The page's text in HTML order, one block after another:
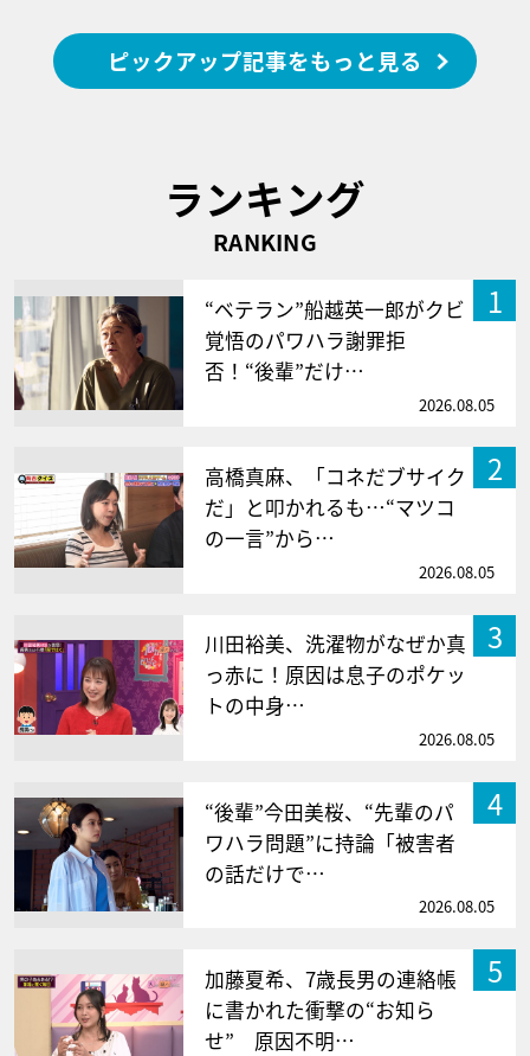
ピックアップ記事をもっと見る
ランキング
RANKING
1
“ベテラン”船越英一郎がクビ
覚悟のパワハラ謝罪拒
否！“後輩”だけ…
2026.08.05
2
高橋真麻、「コネだブサイク
だ」と叩かれるも…“マツコ
の一言”から…
2026.08.05
3
川田裕美、洗濯物がなぜか真
っ赤に！原因は息子のポケッ
トの中身…
2026.08.05
4
“後輩”今田美桜、“先輩のパ
ワハラ問題”に持論「被害者
の話だけで…
2026.08.05
5
加藤夏希、7歳長男の連絡帳
に書かれた衝撃の“お知ら
せ” 原因不明…